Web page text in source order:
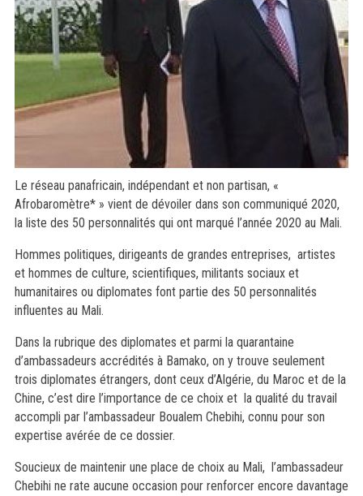
Le réseau panafricain, indépendant et non partisan, «
Afrobaromètre* » vient de dévoiler dans son communiqué 2020,
la liste des 50 personnalités qui ont marqué l’année 2020 au Mali.
Hommes politiques, dirigeants de grandes entreprises, artistes
et hommes de culture, scientifiques, militants sociaux et
humanitaires ou diplomates font partie des 50 personnalités
influentes au Mali.
Dans la rubrique des diplomates et parmi la quarantaine
d’ambassadeurs accrédités à Bamako, on y trouve seulement
trois diplomates étrangers, dont ceux d’Algérie, du Maroc et de la
Chine, c’est dire l’importance de ce choix et la qualité du travail
accompli par l’ambassadeur Boualem Chebihi, connu pour son
expertise avérée de ce dossier.
Soucieux de maintenir une place de choix au Mali, l’ambassadeur
Chebihi ne rate aucune occasion pour renforcer encore davantage